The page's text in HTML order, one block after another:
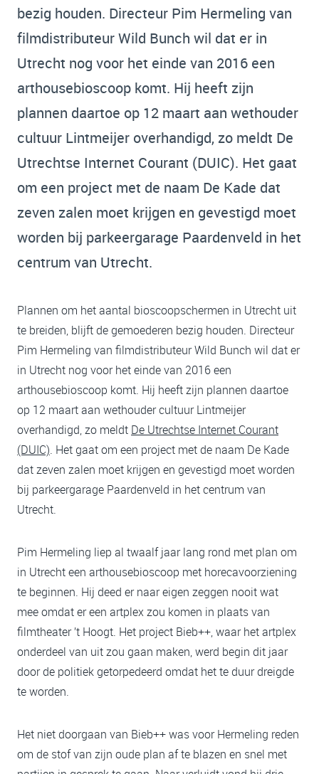
bezig houden. Directeur Pim Hermeling van
filmdistributeur Wild Bunch wil dat er in
Utrecht nog voor het einde van 2016 een
arthousebioscoop komt. Hij heeft zijn
plannen daartoe op 12 maart aan wethouder
cultuur Lintmeijer overhandigd, zo meldt De
Utrechtse Internet Courant (DUIC). Het gaat
om een project met de naam De Kade dat
zeven zalen moet krijgen en gevestigd moet
worden bij parkeergarage Paardenveld in het
centrum van Utrecht.
Plannen om het aantal bioscoopschermen in Utrecht uit
te breiden, blijft de gemoederen bezig houden. Directeur
Pim Hermeling van filmdistributeur Wild Bunch wil dat er
in Utrecht nog voor het einde van 2016 een
arthousebioscoop komt. Hij heeft zijn plannen daartoe
op 12 maart aan wethouder cultuur Lintmeijer
overhandigd, zo meldt De Utrechtse Internet Courant
(DUIC). Het gaat om een project met de naam De Kade
dat zeven zalen moet krijgen en gevestigd moet worden
bij parkeergarage Paardenveld in het centrum van
Utrecht.
Pim Hermeling liep al twaalf jaar lang rond met plan om
in Utrecht een arthousebioscoop met horecavoorziening
te beginnen. Hij deed er naar eigen zeggen nooit wat
mee omdat er een artplex zou komen in plaats van
filmtheater ’t Hoogt. Het project Bieb++, waar het artplex
onderdeel van uit zou gaan maken, werd begin dit jaar
door de politiek getorpedeerd omdat het te duur dreigde
te worden.
Het niet doorgaan van Bieb++ was voor Hermeling reden
om de stof van zijn oude plan af te blazen en snel met